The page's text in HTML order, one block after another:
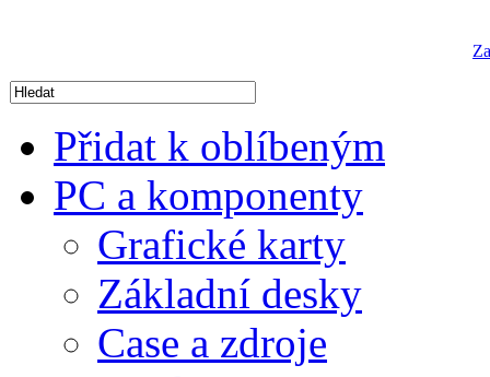
Přidat k oblíbeným
PC a komponenty
Grafické karty
Základní desky
Case a zdroje